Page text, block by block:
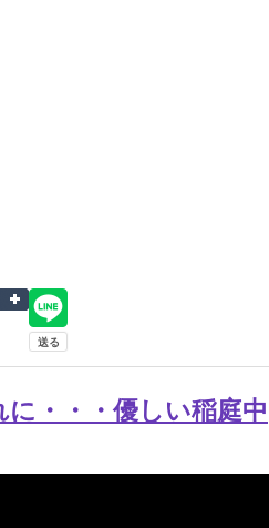
・・・優しい稲庭中